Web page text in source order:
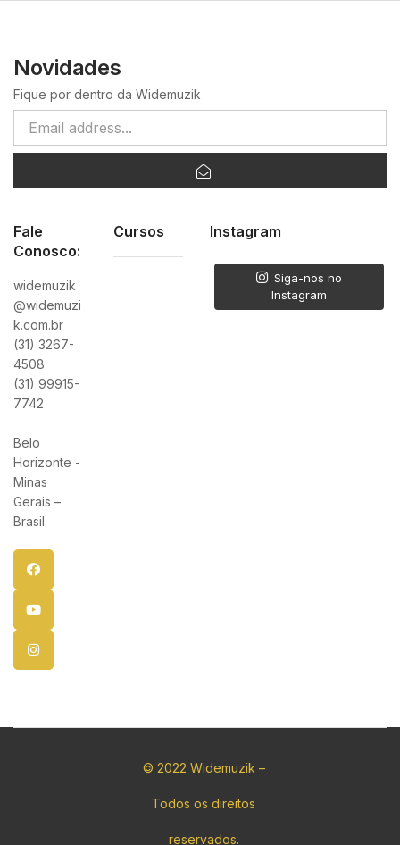
Novidades
Fique por dentro da Widemuzik
Fale
Conosco:
widemuzik
@widemuzi
k.com.br
(31) 3267-
4508
(31) 99915-
7742
Belo
Horizonte -
Minas
Gerais –
Brasil.
Cursos Instagram
Siga-nos no
Instagram
© 2022 Widemuzik –
Todos os direitos
reservados.